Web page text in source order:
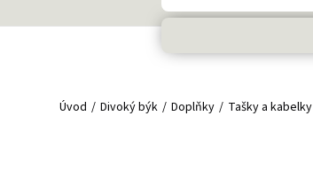
Úvod Divoký býk Doplňky Tašky a kabelky